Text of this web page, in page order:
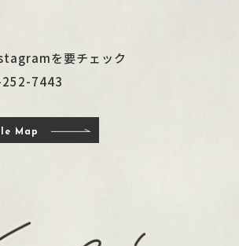
を要チェック
7443
Map